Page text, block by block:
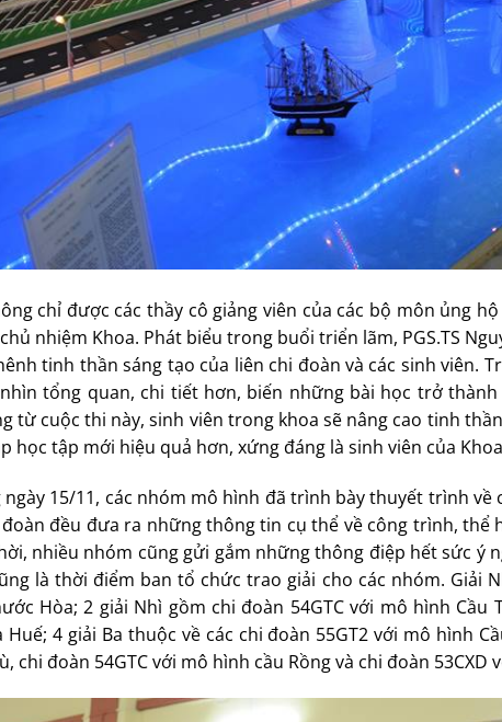
chỉ được các thầy cô giảng viên của các bộ môn ủng
nhiệm Khoa. Phát biểu trong buổi triển lãm, PGS.TS
tinh thần sáng tạo của liên chi đoàn và các sinh viên.
tổng quan, chi tiết hơn, biến những bài học trở
từ cuộc thi này, sinh viên trong khoa sẽ nâng cao tinh
học tập mới hiệu quả hơn, xứng đáng là sinh viên của
15/11, các nhóm mô hình đã trình bày thuyết trình
đều đưa ra những thông tin cụ thể về công trình, thể
nhiều nhóm cũng gửi gắm những thông điệp hết sức ý
là thời điểm ban tổ chức trao giải cho các nhóm. Giải
Hòa; 2 giải Nhì gồm chi đoàn 54GTC với mô hình Cầu
4 giải Ba thuộc về các chi đoàn 55GT2 với mô hình
chi đoàn 54GTC với mô hình cầu Rồng và chi đoàn 53CXD